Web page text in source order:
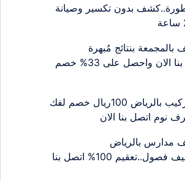
بدون تكسير وصيانة
بنتائج مُبهرة
100%اتصل بنا الان واحصل على 33% خصم
نجار فك وتركيب بالرياض 100ريال خصم لفك
مدارس بالرياض
رخيصه..تنظيف فصول..تعقيم 100% اتصل بنا